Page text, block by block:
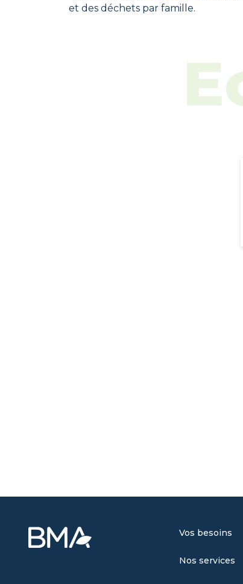
et des déchets par famille.
Vos besoins
Nos services